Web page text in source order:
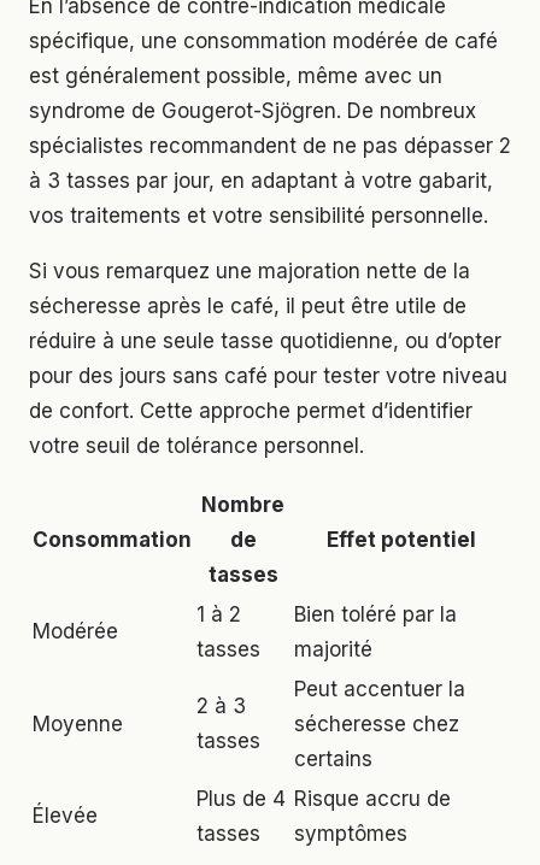
En l’absence de contre-indication médicale
spécifique, une consommation modérée de café
est généralement possible, même avec un
syndrome de Gougerot-Sjögren. De nombreux
spécialistes recommandent de ne pas dépasser 2
à 3 tasses par jour, en adaptant à votre gabarit,
vos traitements et votre sensibilité personnelle.
Si vous remarquez une majoration nette de la
sécheresse après le café, il peut être utile de
réduire à une seule tasse quotidienne, ou d’opter
pour des jours sans café pour tester votre niveau
de confort. Cette approche permet d’identifier
votre seuil de tolérance personnel.
Consommation
Nombre
de
tasses
Effet potentiel
Modérée
1 à 2
tasses
Bien toléré par la
majorité
Moyenne
2 à 3
tasses
Peut accentuer la
sécheresse chez
certains
Élevée
Plus de 4
tasses
Risque accru de
symptômes